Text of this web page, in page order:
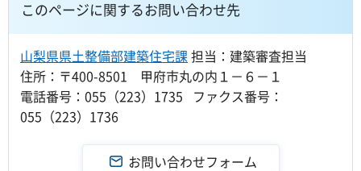
このページに関するお問い合わせ先
山梨県県土整備部建築住宅課担当：建築審査担当
住所：〒400-8501 甲府市丸の内１－６－１
電話番号：055（223）1735 ファクス番号：
055（223）1736